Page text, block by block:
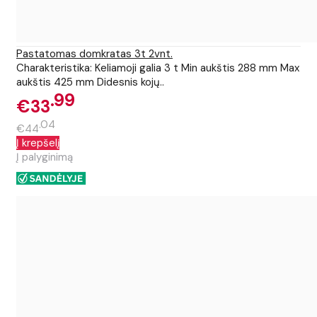
Pastatomas domkratas 3t 2vnt.
Charakteristika: Keliamoji galia 3 t Min aukštis 288 mm Max
aukštis 425 mm Didesnis kojų..
€33 99
€44 04
Į krepšelį
Į palyginimą